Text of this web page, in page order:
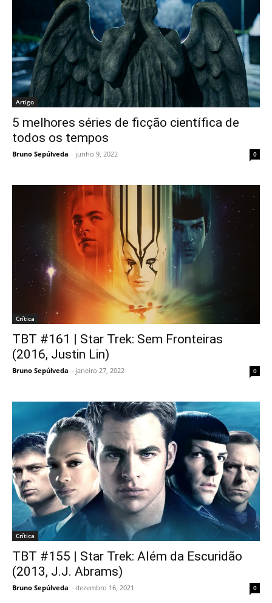
Artigo
5 melhores séries de ficção científica de
todos os tempos
Bruno Sepúlveda - junho 9, 2022 0
Crítica
TBT #161 | Star Trek: Sem Fronteiras
(2016, Justin Lin)
Bruno Sepúlveda - janeiro 27, 2022 0
Crítica
TBT #155 | Star Trek: Além da Escuridão
(2013, J.J. Abrams)
Bruno Sepúlveda - dezembro 16, 2021 0